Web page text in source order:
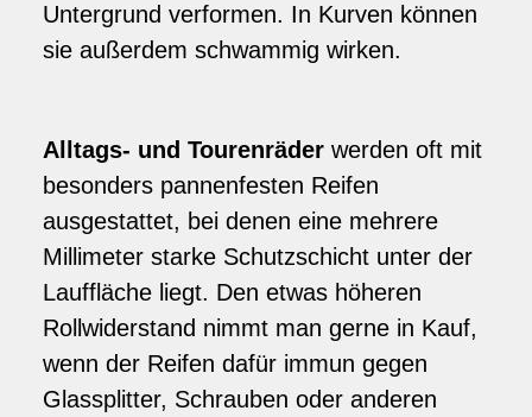
Untergrund verformen. In Kurven können
sie außerdem schwammig wirken.
Alltags- und Tourenräder werden oft mit
besonders pannenfesten Reifen
ausgestattet, bei denen eine mehrere
Millimeter starke Schutzschicht unter der
Lauffläche liegt. Den etwas höheren
Rollwiderstand nimmt man gerne in Kauf,
wenn der Reifen dafür immun gegen
Glassplitter, Schrauben oder anderen